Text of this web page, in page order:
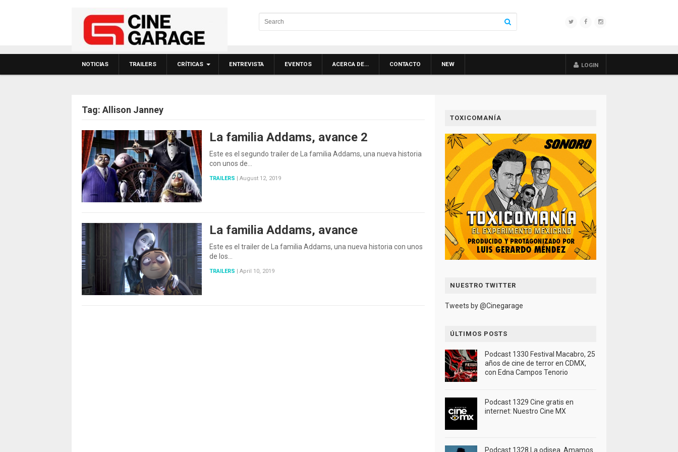
NOTICIAS TRAILERS CRÍTICAS ENTREVISTA EVENTOS ACERCA DE… CONTACTO NEW LOGIN
Tag: Allison Janney
La familia Addams, avance 2
Este es el segundo trailer de La familia Addams, una nueva historia
con unos de…
TRAILERS | August 12, 2019
La familia Addams, avance
Este es el trailer de La familia Addams, una nueva historia con unos
de los…
TRAILERS | April 10, 2019
TOXICOMANÍA
NUESTRO TWITTER
Tweets by @Cinegarage
ÚLTIMOS POSTS
Podcast 1330 Festival Macabro, 25
años de cine de terror en CDMX,
con Edna Campos Tenorio
Podcast 1329 Cine gratis en
internet: Nuestro Cine MX
Podcast 1328 La odisea. Amamos